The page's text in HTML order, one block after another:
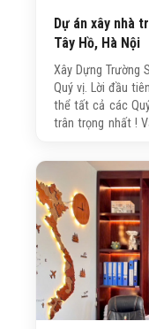
Dự án xây nhà
Tây Hồ, Hà Nội
Xây Dựng
Quý vị. Lời đầu
thể tất cả các
trân trọng nhất !
tâm đến dịch vụ